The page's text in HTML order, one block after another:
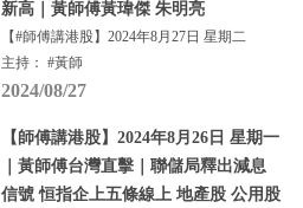
新高｜黃師傅黃瑋傑 朱明亮
【#師傅講港股】2024年8月27日 星期二
主持： #黃師
2024/08/27
【師傅講港股】2024年8月26日 星期一
｜黃師傅台灣直擊｜聯儲局釋出減息
信號 恒指企上五條線上 地產股 公用股